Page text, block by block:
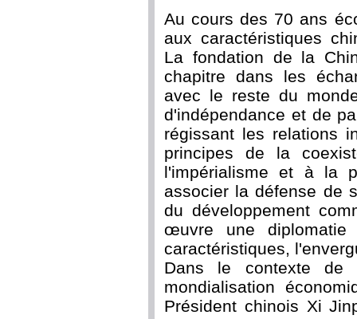
Au cours des 70 ans
aux caractéristiques
La fondation de la
chapitre dans les
avec le reste du
d'indépendance et de
régissant les relations
principes de la
l'impérialisme et à la
associer la défense de
du développement
œuvre une
caractéristiques,
Dans le contexte de
mondialisation
Président chinois Xi